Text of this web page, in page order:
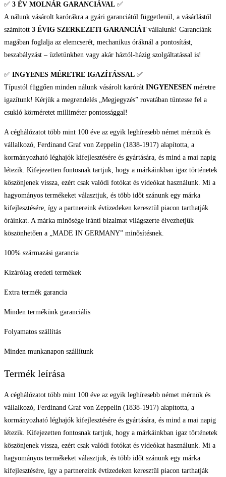
✅ 3 ÉV MOLNÁR GARANCIÁVAL ✅
A nálunk vásárolt karórákra a gyári garanciától függetlenül, a vásárlástól
számított 3 ÉVIG SZERKEZETI GARANCIÁTvállalunk! Garanciánk
magában foglalja az elemcserét, mechanikus óráknál a pontosítást,
beszabályzást – üzletünkben vagy akár háztól-házig szolgáltatással is!
✅ INGYENES MÉRETRE IGAZÍTÁSSAL ✅
Típustól függően minden nálunk vásárolt karórát INGYENESEN méretre
igazítunk! Kérjük a megrendelés „Megjegyzés” rovatában tüntesse fel a
csukló körméretet milliméter pontossággal!
A céghálózatot több mint 100 éve az egyik leghíresebb német mérnök és
vállalkozó, Ferdinand Graf von Zeppelin (1838-1917) alapította, a
kormányozható léghajók kifejlesztésére és gyártására, és mind a mai napig
létezik. Kifejezetten fontosnak tartjuk, hogy a márkáinkban igaz történetek
köszönjenek vissza, ezért csak valódi fotókat és videókat használunk. Mi a
hagyományos termékeket választjuk, és több időt szánunk egy márka
kifejlesztésére, így a partnereink évtizedeken keresztül piacon tarthatják
óráinkat. A márka minősége iránti bizalmat világszerte élvezhetjük
köszönhetően a „MADE IN GERMANY” minősítésnek.
100% származási garancia
Kizárólag eredeti termékek
Extra termék garancia
Minden termékünk garanciális
Folyamatos szállítás
Minden munkanapon szállítunk
Termék leírása
A céghálózatot több mint 100 éve az egyik leghíresebb német mérnök és
vállalkozó, Ferdinand Graf von Zeppelin (1838-1917) alapította, a
kormányozható léghajók kifejlesztésére és gyártására, és mind a mai napig
létezik. Kifejezetten fontosnak tartjuk, hogy a márkáinkban igaz történetek
köszönjenek vissza, ezért csak valódi fotókat és videókat használunk. Mi a
hagyományos termékeket választjuk, és több időt szánunk egy márka
kifejlesztésére, így a partnereink évtizedeken keresztül piacon tarthatják